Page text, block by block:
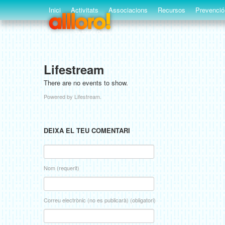
Inici Activitats Associacions Recursos Prevenció
Lifestream
There are no events to show.
Powered by Lifestream.
DEIXA EL TEU COMENTARI
Nom (requerit)
Correu electrònic (no es publicarà) (obligatori)